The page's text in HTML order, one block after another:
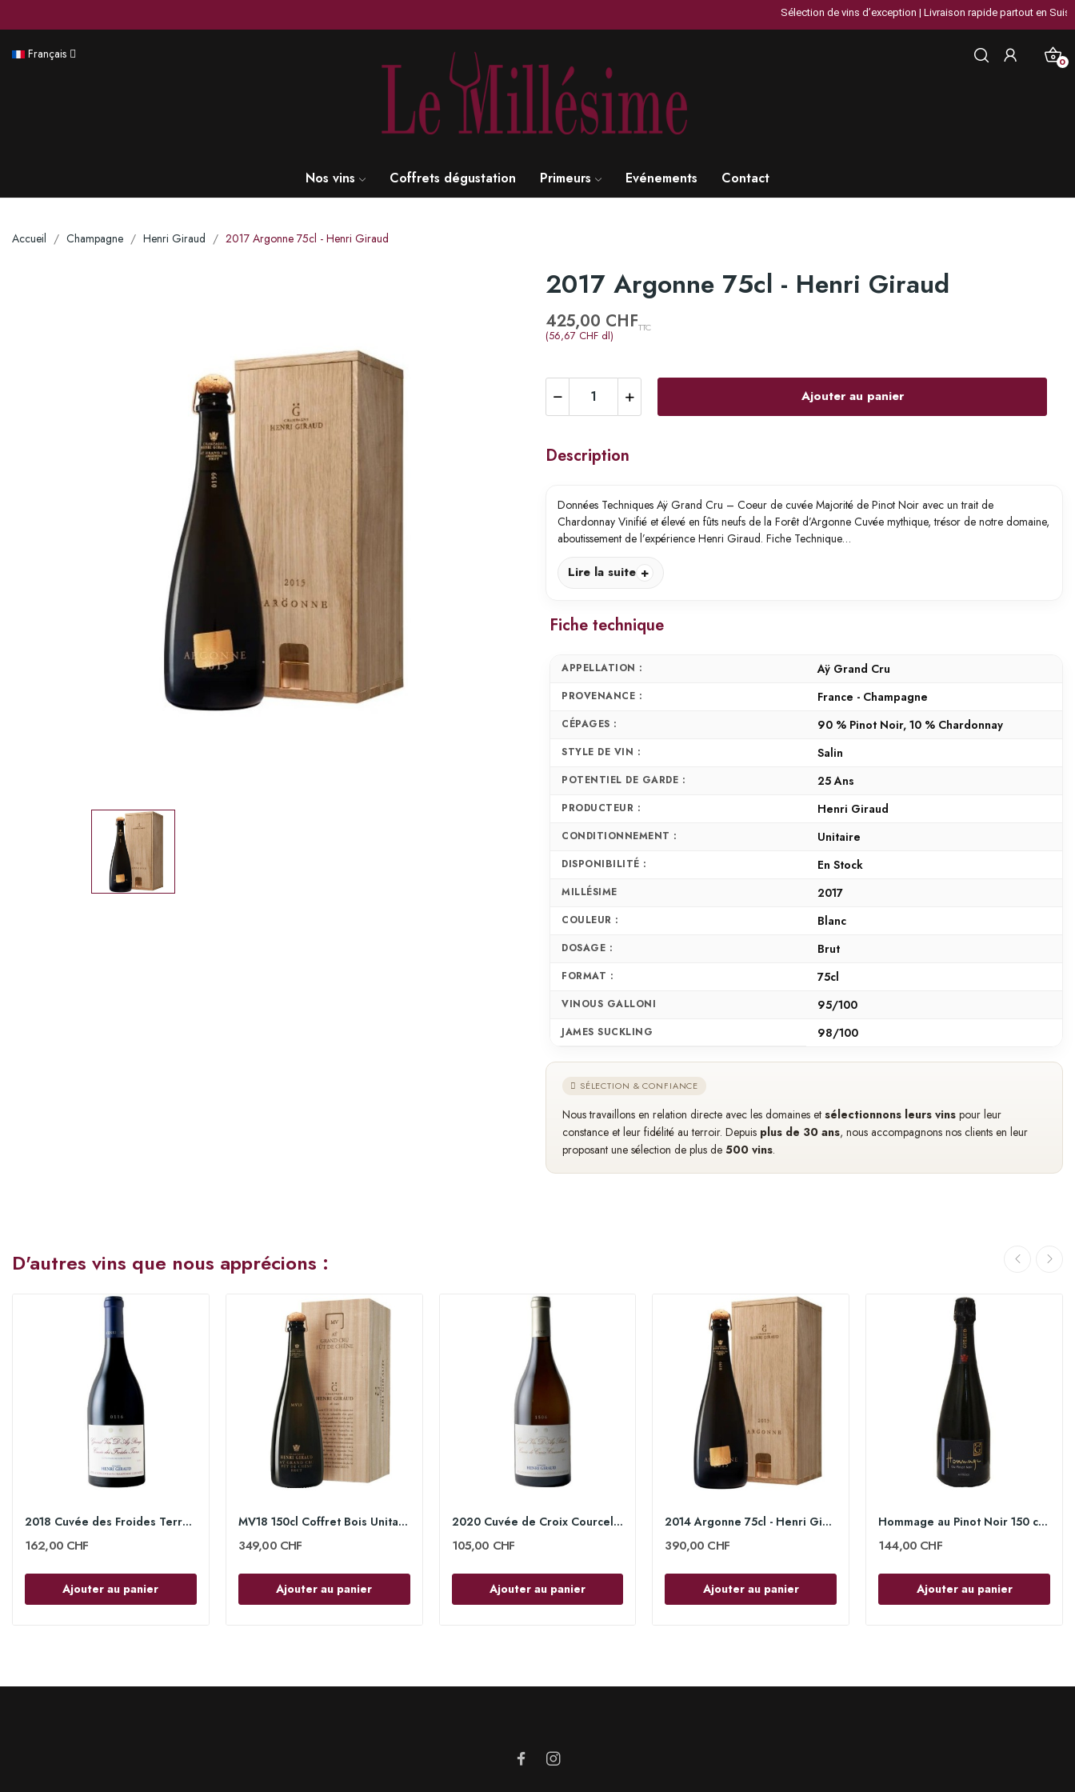
Sélection de vins d’exception | Livraison rapide partout en Suisse |
Français 0
Nos vins Coffrets dégustation Primeurs Evénements Contact
Accueil Champagne Henri Giraud 2017 Argonne 75cl - Henri Giraud
2017 Argonne 75cl - Henri Giraud
425,00 CHF
(56,67 CHF dl)
TTC
Ajouter au panier
Description
Données Techniques Aÿ Grand Cru – Coeur de cuvée Majorité de Pinot Noir avec un trait de
Chardonnay Vinifié et élevé en fûts neufs de la Forêt d’Argonne Cuvée mythique, trésor de notre domaine,
aboutissement de l’expérience Henri Giraud. Fiche Technique…
Lire la suite
Fiche technique
APPELLATION : Aÿ Grand Cru
PROVENANCE : France - Champagne
CÉPAGES : 90 % Pinot Noir, 10 % Chardonnay
STYLE DE VIN : Salin
POTENTIEL DE GARDE : 25 Ans
PRODUCTEUR : Henri Giraud
CONDITIONNEMENT : Unitaire
DISPONIBILITÉ : En Stock
MILLÉSIME 2017
COULEUR : Blanc
DOSAGE : Brut
FORMAT : 75cl
VINOUS GALLONI 95/100
JAMES SUCKLING 98/100
SÉLECTION & CONFIANCE
Nous travaillons en relation directe avec les domaines et sélectionnons leurs vins pour leur
constance et leur fidélité au terroir. Depuis plus de 30 ans, nous accompagnons nos clients en leur
proposant une sélection de plus de 500 vins.
D'autres vins que nous apprécions :
2018 Cuvée des Froides Terres 75cl - Henri Giraud
162,00 CHF
Ajouter au panier
MV18 150cl Coffret Bois Unitaire - Henri Giraud
349,00 CHF
Ajouter au panier
2020 Cuvée de Croix Courcelles 75cl - Henri Giraud
105,00 CHF
Ajouter au panier
2014 Argonne 75cl - Henri Giraud
390,00 CHF
Ajouter au panier
Hommage au Pinot Noir 150 cl - Henri Giraud
144,00 CHF
Ajouter au panier